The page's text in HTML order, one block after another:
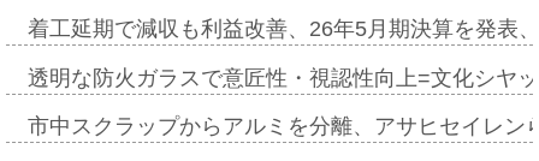
着工延期で減収も利益改善、26年5月期決算を発表
透明な防火ガラスで意匠性・視認性向上=文化シヤ
市中スクラップからアルミを分離、アサヒセイレ